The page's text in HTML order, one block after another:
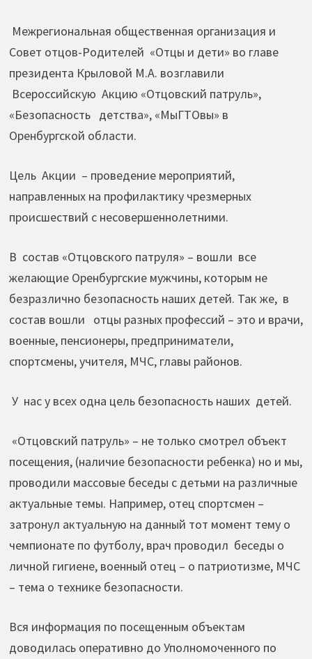
Межрегиональная общественная организация и
Совет отцов-Родителей «Отцы и дети» во главе
президента Крыловой М.А. возглавили
Всероссийскую Акцию «Отцовский патруль»,
«Безопасность детства», «МыГТОвы» в
Оренбургской области.
Цель Акции – проведение мероприятий,
направленных на профилактику чрезмерных
происшествий с несовершеннолетними.
В состав «Отцовского патруля» – вошли все
желающие Оренбургские мужчины, которым не
безразлично безопасность наших детей. Так же, в
состав вошли отцы разных профессий – это и врачи,
военные, пенсионеры, предприниматели,
спортсмены, учителя, МЧС, главы районов.
У нас у всех одна цель безопасность наших детей.
«Отцовский патруль» – не только смотрел объект
посещения, (наличие безопасности ребенка) но и мы,
проводили массовые беседы с детьми на различные
актуальные темы. Например, отец спортсмен –
затронул актуальную на данный тот момент тему о
чемпионате по футболу, врач проводил беседы о
личной гигиене, военный отец – о патриотизме, МЧС
– тема о технике безопасности.
Вся информация по посещенным объектам
доводилась оперативно до Уполномоченного по